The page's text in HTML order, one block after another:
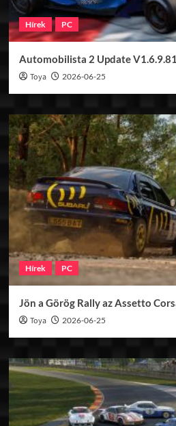
Hírek PC
Automobilista 2 Update V1.6.9.81
Toya 2026-06-25
Hírek PC
Jön a Görög Rally az Assetto
Toya 2026-06-25